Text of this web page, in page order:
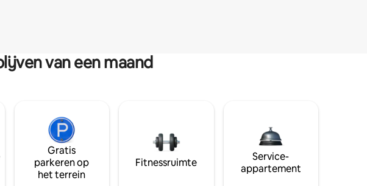
van een maand
Gratis
parkeren op
het terrein
Fitnessruimte
Service-
appartement